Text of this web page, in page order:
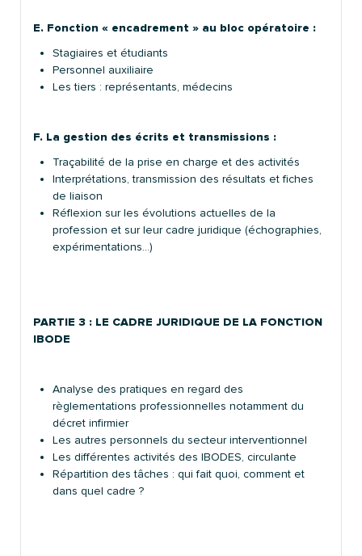
E. Fonction « encadrement » au bloc opératoire :
Stagiaires et étudiants
Personnel auxiliaire
Les tiers : représentants, médecins
F. La gestion des écrits et transmissions :
Traçabilité de la prise en charge et des activités
Interprétations, transmission des résultats et fiches
de liaison
Réflexion sur les évolutions actuelles de la
profession et sur leur cadre juridique (échographies,
expérimentations…)
PARTIE 3 : LE CADRE JURIDIQUE DE LA FONCTION
IBODE
Analyse des pratiques en regard des
règlementations professionnelles notamment du
décret infirmier
Les autres personnels du secteur interventionnel
Les différentes activités des IBODES, circulante
Répartition des tâches : qui fait quoi, comment et
dans quel cadre ?